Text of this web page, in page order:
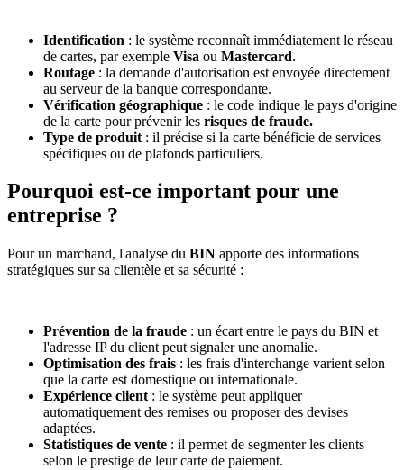
Identification : le système reconnaît immédiatement le réseau
de cartes, par exemple Visa ou Mastercard.
Routage : la demande d'autorisation est envoyée directement
au serveur de la banque correspondante.
Vérification géographique : le code indique le pays d'origine
de la carte pour prévenir les risques de fraude.
Type de produit : il précise si la carte bénéficie de services
spécifiques ou de plafonds particuliers.
Pourquoi est-ce important pour une
entreprise ?
Pour un marchand, l'analyse du BIN apporte des informations
stratégiques sur sa clientèle et sa sécurité :
Prévention de la fraude : un écart entre le pays du BIN et
l'adresse IP du client peut signaler une anomalie.
Optimisation des frais : les frais d'interchange varient selon
que la carte est domestique ou internationale.
Expérience client : le système peut appliquer
automatiquement des remises ou proposer des devises
adaptées.
Statistiques de vente : il permet de segmenter les clients
selon le prestige de leur carte de paiement.